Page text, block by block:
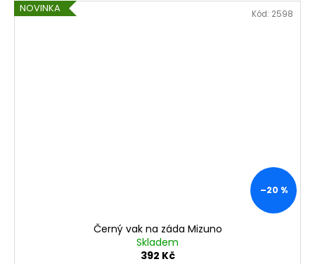
NOVINKA
–20 %
Černý vak na záda Mizuno
Skladem
392 Kč
Kód: 2598